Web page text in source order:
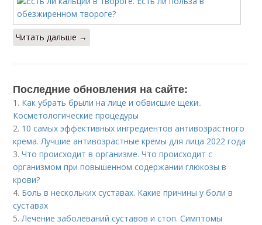
Читать дальше →
Последние обновления на сайте:
1. Как убрать брыли на лице и обвисшие щеки..
Косметологические процедуры
2. 10 самых эффективных ингредиентов антивозрастного
крема. Лучшие антивозрастные кремы для лица 2022 года
3.Что происходит в организме. Что происходит с
организмом при повышенном содержании глюкозы в
крови?
4. Боль в нескольких суставах. Какие причины у боли в
суставах
5.Лечение заболеваний суставов и стоп. Симптомы